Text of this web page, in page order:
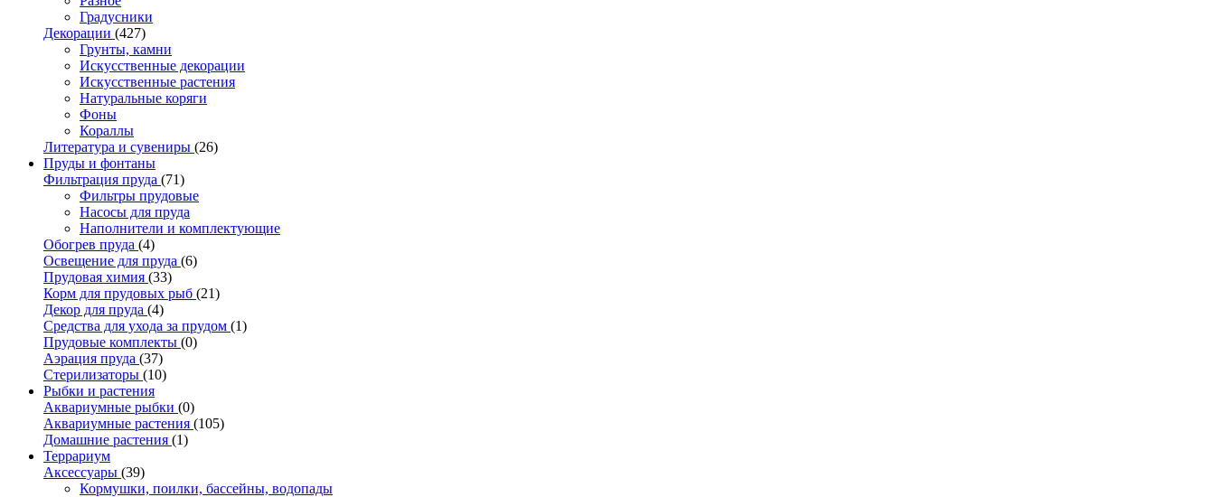
Градусники
Декорации (427)
Грунты, камни
Искусственные декорации
Искусственные растения
Натуральные коряги
Фоны
Кораллы
Литература и сувениры (26)
Пруды и фонтаны
Фильтрация пруда (71)
Фильтры прудовые
Насосы для пруда
Наполнители и комплектующие
Обогрев пруда (4)
Освещение для пруда (6)
Прудовая химия (33)
Корм для прудовых рыб (21)
Декор для пруда (4)
Средства для ухода за прудом (1)
Прудовые комплекты (0)
Аэрация пруда (37)
Стерилизаторы (10)
Рыбки и растения
Аквариумные рыбки (0)
Аквариумные растения (105)
Домашние растения (1)
Террариум
Аксессуары (39)
Кормушки, поилки, бассейны, водопады